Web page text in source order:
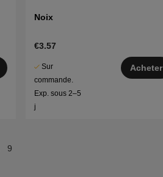
Noix
€3.57
Sur
commande.
Exp. sous 2–5
j
Acheter
9